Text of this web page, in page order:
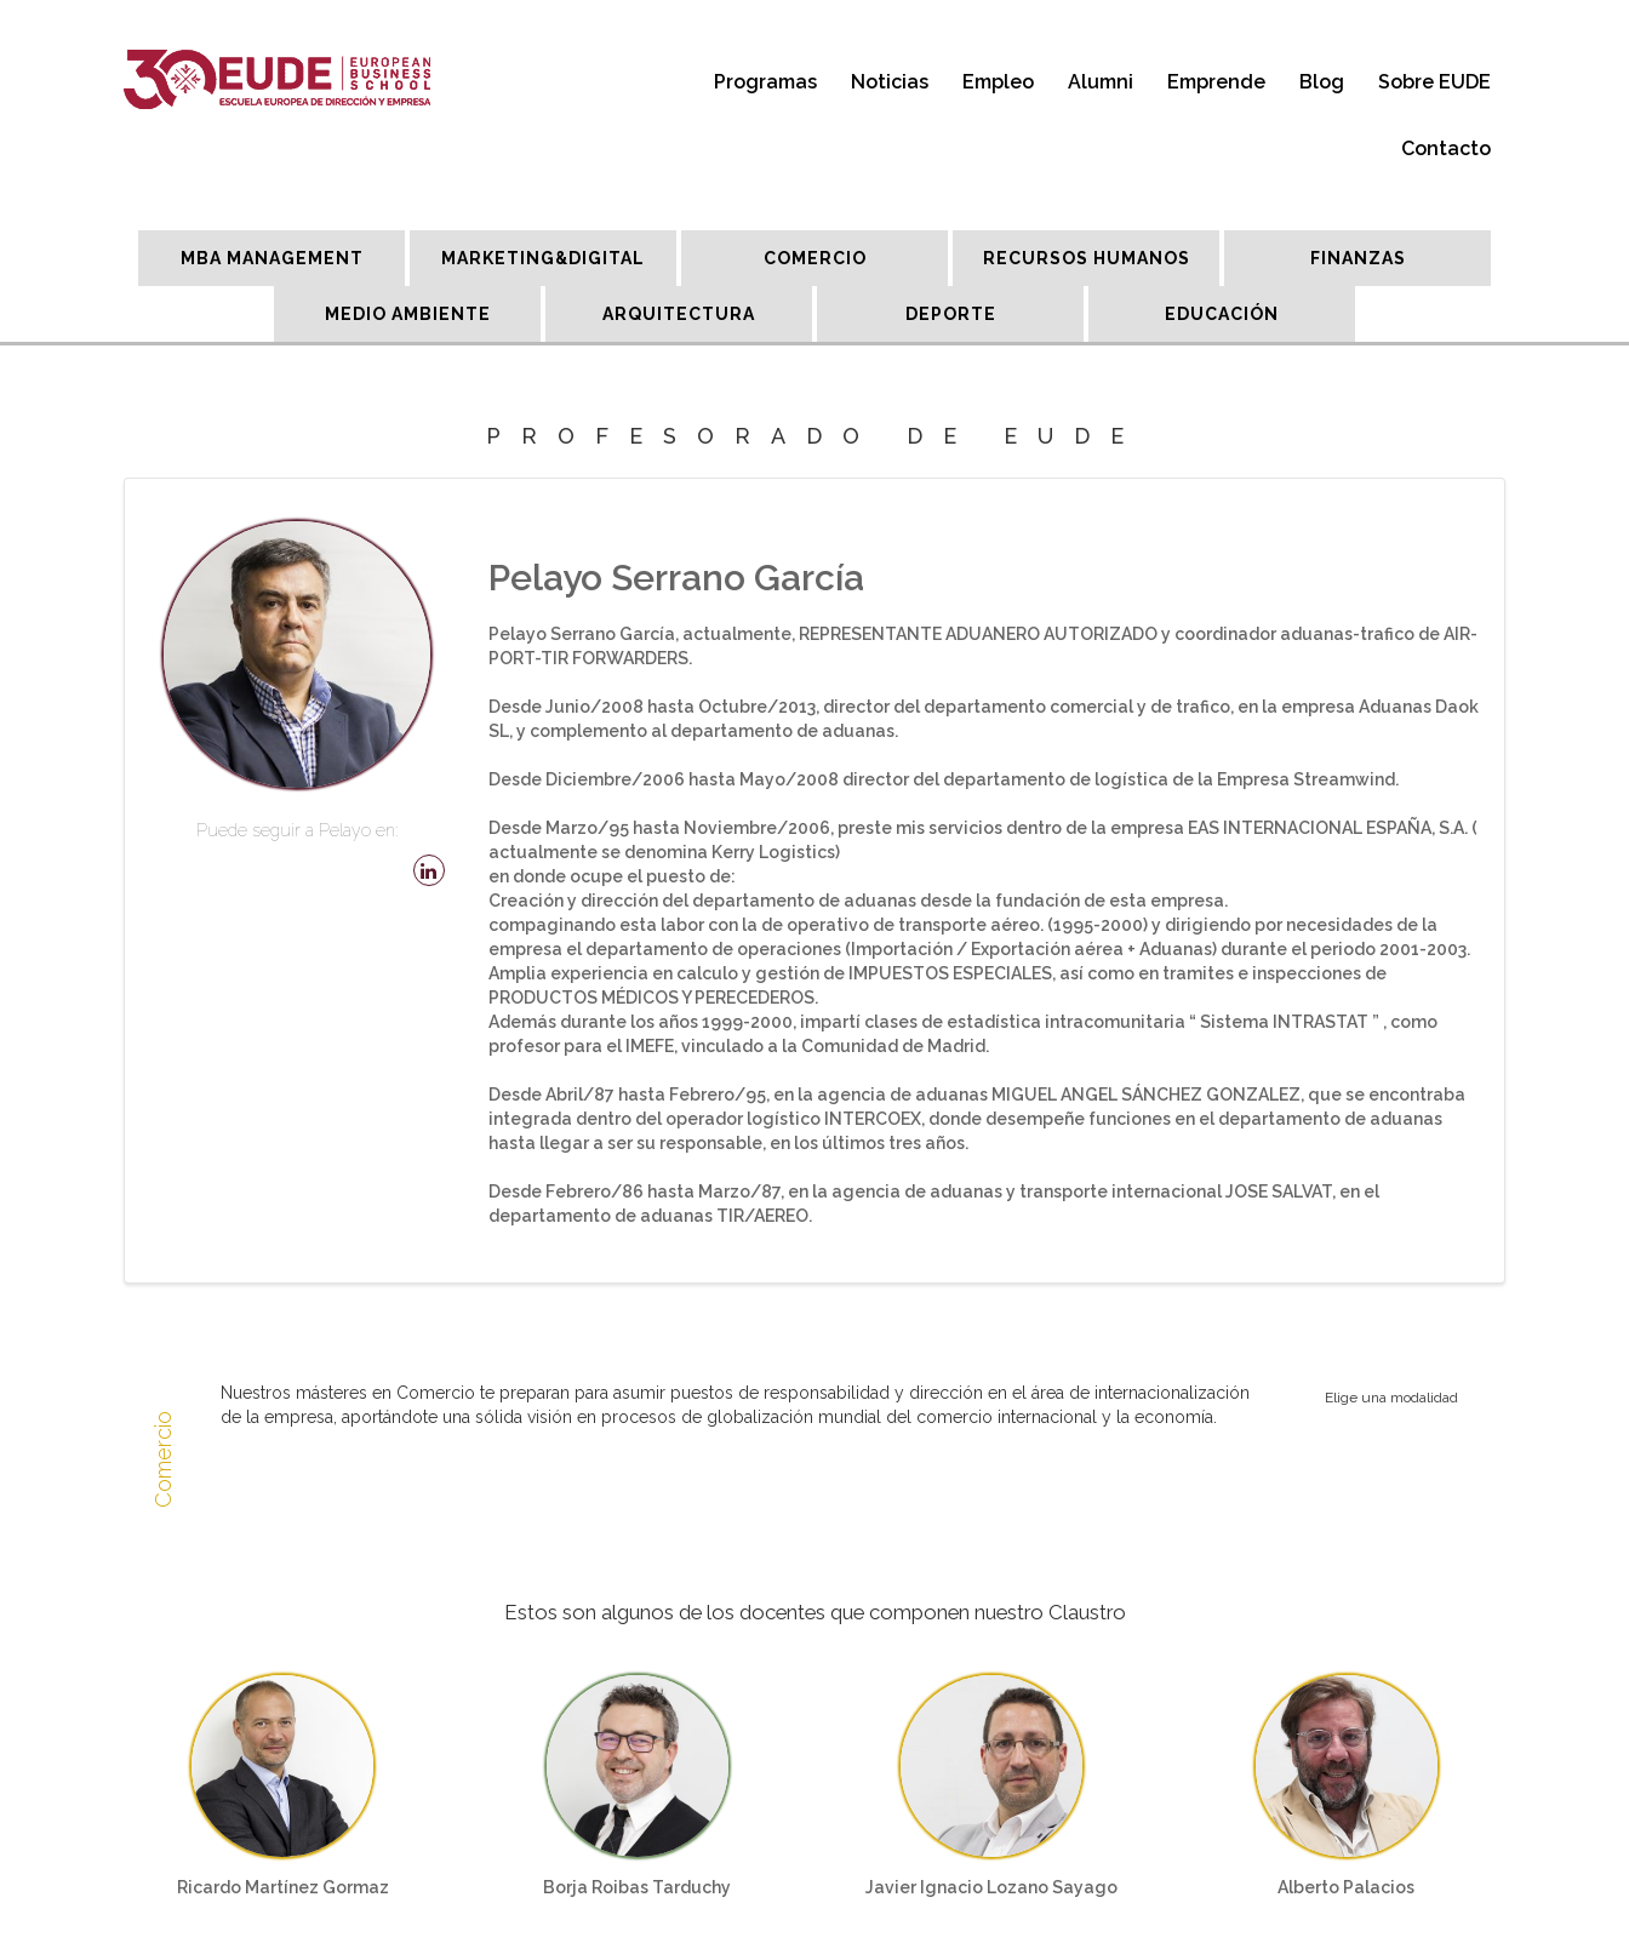
Programas Noticias Empleo Alumni Emprende Blog Sobre EUDE
Contacto
MBA MANAGEMENT MARKETING&DIGITAL COMERCIO RECURSOS HUMANOS FINANZAS
MEDIO AMBIENTE ARQUITECTURA DEPORTE EDUCACIÓN
PROFESORADO DE EUDE
Puede seguir a Pelayo en:
Pelayo Serrano García
Pelayo Serrano García, actualmente, REPRESENTANTE ADUANERO AUTORIZADO y coordinador aduanas-trafico de AIR-
PORT-TIR FORWARDERS.
Desde Junio/2008 hasta Octubre/2013, director del departamento comercial y de trafico, en la empresa Aduanas Daok
SL, y complemento al departamento de aduanas.
Desde Diciembre/2006 hasta Mayo/2008 director del departamento de logística de la Empresa Streamwind.
Desde Marzo/95 hasta Noviembre/2006, preste mis servicios dentro de la empresa EAS INTERNACIONAL ESPAÑA, S.A. (
actualmente se denomina Kerry Logistics)
en donde ocupe el puesto de:
Creación y dirección del departamento de aduanas desde la fundación de esta empresa.
compaginando esta labor con la de operativo de transporte aéreo. (1995-2000) y dirigiendo por necesidades de la
empresa el departamento de operaciones (Importación / Exportación aérea + Aduanas) durante el periodo 2001-2003.
Amplia experiencia en calculo y gestión de IMPUESTOS ESPECIALES, así como en tramites e inspecciones de
PRODUCTOS MÉDICOS Y PERECEDEROS.
Además durante los años 1999-2000, impartí clases de estadística intracomunitaria “ Sistema INTRASTAT ” , como
profesor para el IMEFE, vinculado a la Comunidad de Madrid.
Desde Abril/87 hasta Febrero/95, en la agencia de aduanas MIGUEL ANGEL SÁNCHEZ GONZALEZ, que se encontraba
integrada dentro del operador logístico INTERCOEX, donde desempeñe funciones en el departamento de aduanas
hasta llegar a ser su responsable, en los últimos tres años.
Desde Febrero/86 hasta Marzo/87, en la agencia de aduanas y transporte internacional JOSE SALVAT, en el
departamento de aduanas TIR/AEREO.
Comercio
Nuestros másteres en Comercio te preparan para asumir puestos de responsabilidad y dirección en el área de internacionalización
de la empresa, aportándote una sólida visión en procesos de globalización mundial del comercio internacional y la economía.
Elige una modalidad
Estos son algunos de los docentes que componen nuestro Claustro
Ricardo Martínez Gormaz Borja Roibas Tarduchy Javier Ignacio Lozano Sayago Alberto Palacios